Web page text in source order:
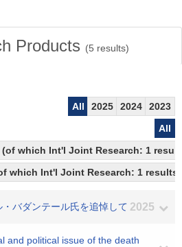
Products (5 results)
All 2025 2024
2023
All
which Int'l Joint Research: 1
which Int'l Joint Research: 1 results)
バダンテール氏を追悼して 2025
and political issue of the death